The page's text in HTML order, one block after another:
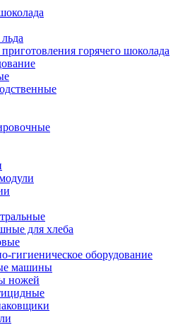
горячего шоколада
для хлеба
гигиеническое оборудование
машины
ножей